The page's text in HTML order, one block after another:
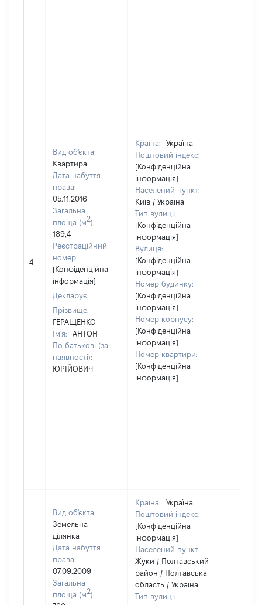
4
Вид об'єкта:
Квартира
Дата набуття
права:
05.11.2016
Загальна
площа (м2):
189,4
Реєстраційний
номер:
[Конфіденційна
інформація]
Декларує:
Прізвище:
ГЕРАЩЕНКО
Ім'я:
АНТОН
По батькові (за
наявності):
ЮРІЙОВИЧ
Країна:
Україна
Поштовий індекс:
[Конфіденційна
інформація]
Населений пункт:
Київ / Україна
Тип вулиці:
[Конфіденційна
інформація]
Вулиця:
[Конфіденційна
інформація]
Номер будинку:
[Конфіденційна
інформація]
Номер корпусу:
[Конфіденційна
інформація]
Номер квартири:
[Конфіденційна
інформація]
Вид об'єкта:
Земельна
ділянка
Дата набуття
права:
07.09.2009
Загальна
площа (м2):
Країна:
Україна
Поштовий індекс:
[Конфіденційна
інформація]
Населений пункт:
Жуки / Полтавський
район / Полтавська
область / Україна
Тип вулиці: